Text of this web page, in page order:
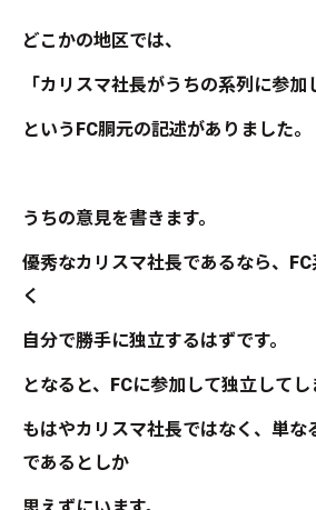
どこかの地区では、
「カリスマ社長がうちの系列に参加
というFC胴元の記述がありました。
うちの意見を書きます。
優秀なカリスマ社長であるなら、
く
自分で勝手に独立するはずです。
となると、FCに参加して独立して
もはやカリスマ社長ではなく、単な
であるとしか